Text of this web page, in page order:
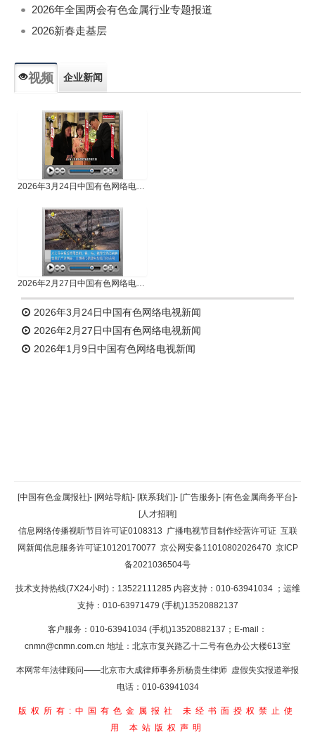
2026年全国两会有色金属行业专题报道
2026新春走基层
视频 企业新闻
2026年3月24日中国有色网络电视新闻
2026年2月27日中国有色网络电视新闻
2026年3月24日中国有色网络电视新闻
2026年2月27日中国有色网络电视新闻
2026年1月9日中国有色网络电视新闻
返回顶部
返回首页
[中国有色金属报社]- [网站导航]- [联系我们]- [广告服务]- [有色金属商务平台]-
[人才招聘]
信息网络传播视听节目许可证0108313 广播电视节目制作经营许可证 互联
网新闻信息服务许可证10120170077 京公网安备11010802026470 京ICP
备2021036504号
技术支持热线(7X24小时)：13522111285 内容支持：010-63941034 ；运维
支持：010-63971479 (手机)13520882137
客户服务：010-63941034 (手机)13520882137；E-mail：
cnmn@cnmn.com.cn 地址：北京市复兴路乙十二号有色办公大楼613室
本网常年法律顾问——北京市大成律师事务所杨贵生律师 虚假失实报道举报
电话：010-63941034
版权所有:中国有色金属报社
未经书面授权禁止使
用 本站版权声明